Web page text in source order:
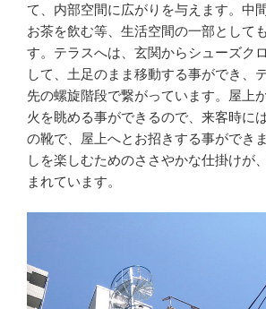
て、内部空間に広がりを与えます。中
お茶を飲む等、生活空間の一部として
す。テラスへは、玄関からシューズク
して、土足のまま移動する事ができ、
先の螺旋階段で繋がっています。屋上
火を眺める事ができるので、来客時に
の靴で、屋上へとお招きする事ができ
しを楽しむためのささやかな仕掛けが
まれています。